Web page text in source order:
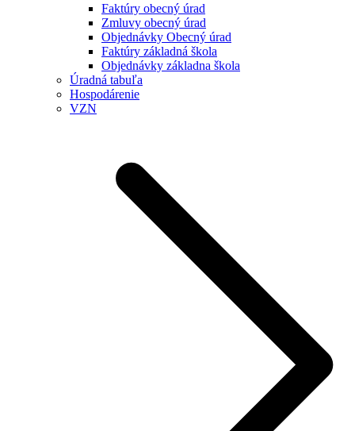
Faktúry obecný úrad
Zmluvy obecný úrad
Objednávky Obecný úrad
Faktúry základná škola
Objednávky základna škola
Úradná tabuľa
Hospodárenie
VZN